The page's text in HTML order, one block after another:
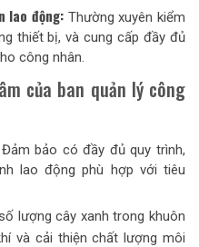
lao động: Thường xuyên kiểm
thiết bị, và cung cấp đầy đủ
công nhân.
của ban quản lý công
bảo có đầy đủ quy trình,
lao động phù hợp với tiêu
lượng cây xanh trong khuôn
và cải thiện chất lượng môi